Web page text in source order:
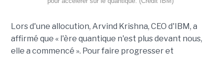
Lors d'une allocution, Arvind Krishna, CEO d'IBM, a
affirmé que « l'ère quantique n'est plus devant nous,
elle a commencé ». Pour faire progresser et